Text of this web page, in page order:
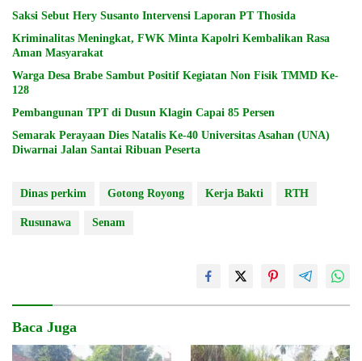
Saksi Sebut Hery Susanto Intervensi Laporan PT Thosida
Kriminalitas Meningkat, FWK Minta Kapolri Kembalikan Rasa
Aman Masyarakat
Warga Desa Brabe Sambut Positif Kegiatan Non Fisik TMMD Ke-
128
Pembangunan TPT di Dusun Klagin Capai 85 Persen
Semarak Perayaan Dies Natalis Ke-40 Universitas Asahan (UNA)
Diwarnai Jalan Santai Ribuan Peserta
Dinas perkim Gotong Royong Kerja Bakti RTH
Rusunawa Senam
Baca Juga